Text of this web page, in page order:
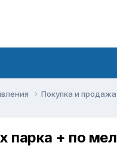
Покупка и
парка + по